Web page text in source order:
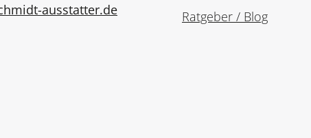
ausstatter.de
Ratgeber / Blog